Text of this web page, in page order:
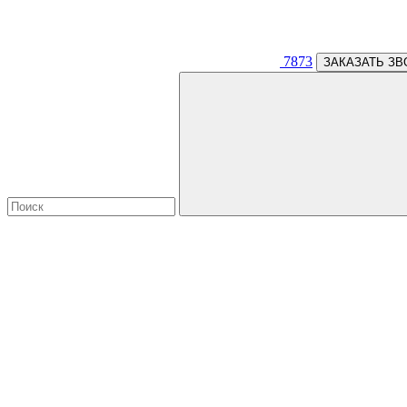
7873 ЗАКАЗАТЬ